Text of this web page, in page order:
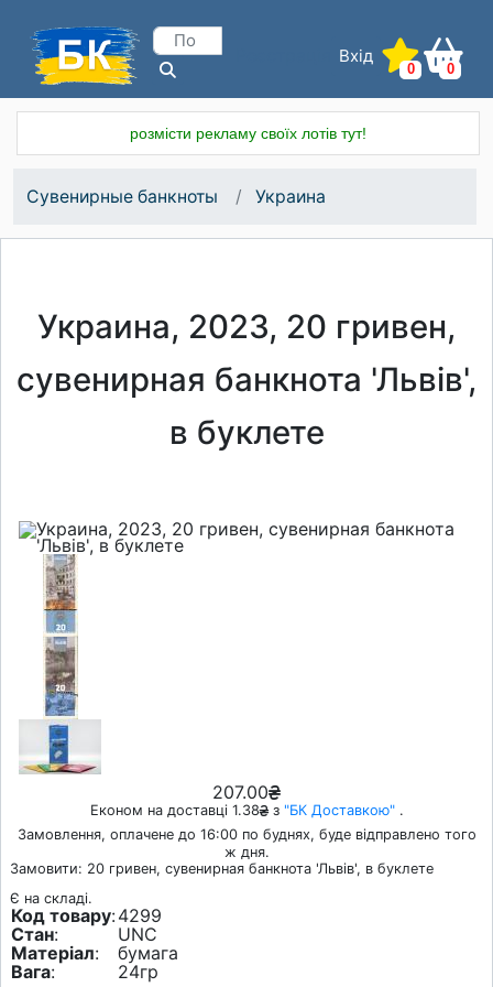
Вхід
0 0
розмісти рекламу своїх лотів тут!
Сувенирные банкноты Украина
Украина, 2023, 20 гривен,
сувенирная банкнота 'Львів',
в буклете
207.00
Економ на доставці 1.38 з "БК Доставкою" .
Замовлення, оплачене до 16:00 по буднях, буде відправлено того
ж дня.
Замовити: 20 гривен, сувенирная банкнота 'Львів', в буклете
Є на складі.
Код товару:4299
Стан:
UNC
Матеріал:
бумага
Вага: 24гр